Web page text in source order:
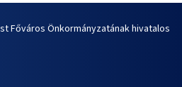
Főváros Önkormányzatának hivatalos